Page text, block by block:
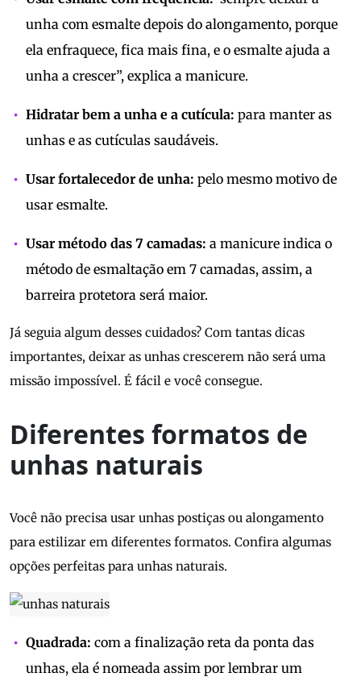
unha com esmalte depois do alongamento, porque
ela enfraquece, fica mais fina, e o esmalte ajuda a
unha a crescer”, explica a manicure.
Hidratar bem a unha e a cutícula: para manter as
unhas e as cutículas saudáveis.
Usar fortalecedor de unha: pelo mesmo motivo de
usar esmalte.
Usar método das 7 camadas: a manicure indica o
método de esmaltação em 7 camadas, assim, a
barreira protetora será maior.
Já seguia algum desses cuidados? Com tantas dicas
importantes, deixar as unhas crescerem não será uma
missão impossível. É fácil e você consegue.
Diferentes formatos de
unhas naturais
Você não precisa usar unhas postiças ou alongamento
para estilizar em diferentes formatos. Confira algumas
opções perfeitas para unhas naturais.
Quadrada: com a finalização reta da ponta das
unhas, ela é nomeada assim por lembrar um